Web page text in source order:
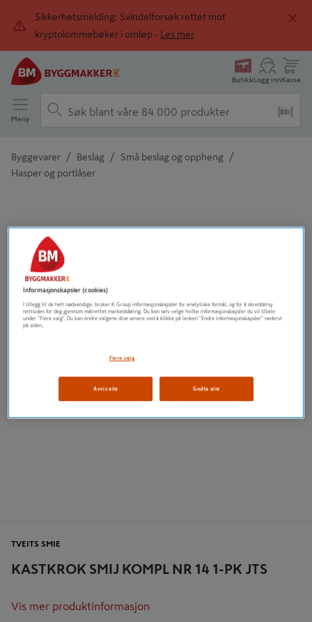
Sikkerhetsmelding: Svindelforsøk rettet mot
kryptolommebøker i omløp -
Les mer
ButikkLogg innKasse
Meny
Byggevarer / Beslag / Små beslag og oppheng /
Hasper og portlåser
KASTKROK SMIJ KOMPL NR 14 1-PK JTS
TVEITS SMIE
Vis mer produktinformasjon
Informasjonskapsler (cookies)
I tillegg til de helt nødvendige, bruker K Group informasjonskapsler for analytiske formål, og for å skreddersy
nettsiden for deg gjennom målrettet markedsføring. Du kan selv velge hvilke informasjonskapsler du vil tillate
under "Flere valg". Du kan endre valgene dine senere ved å klikke på lenken "Endre informasjonskapsler" nederst
på siden.
Flere valg
Avvis alle Godta alle